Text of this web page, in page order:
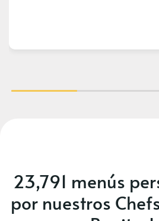
23,791 menús
por nuestros